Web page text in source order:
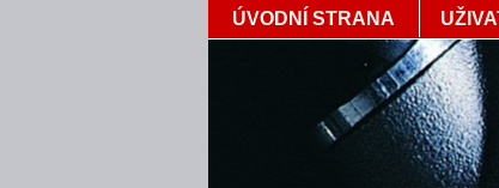
ÚVODNÍ STRANA